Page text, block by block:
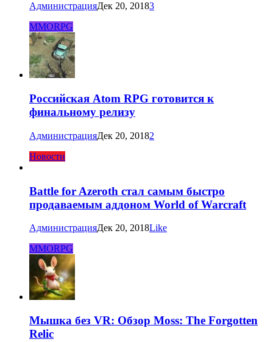
АдминистрацияДек 20, 20183
MMORPG
Российская Atom RPG готовится к
финальному релизу
АдминистрацияДек 20, 20182
Новости
Battle for Azeroth стал самым быстро
продаваемым аддоном World of Warcraft
АдминистрацияДек 20, 2018Like
MMORPG
Мышка без VR: Обзор Moss: The Forgotten
Relic